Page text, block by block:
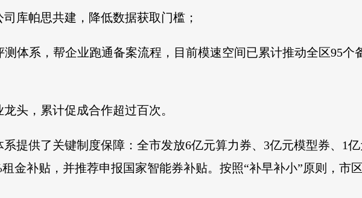
库帕思共建，降低数据获取门槛；
体系，帮企业跑通备案流程，目前模速空间已累计推动全区95个
头，累计促成合作超过百次。
系提供了关键制度保障：全市发放6亿元算力券、3亿元模型券、1
金补贴，并推荐申报国家智能券补贴。按照“补早补小”原则，市